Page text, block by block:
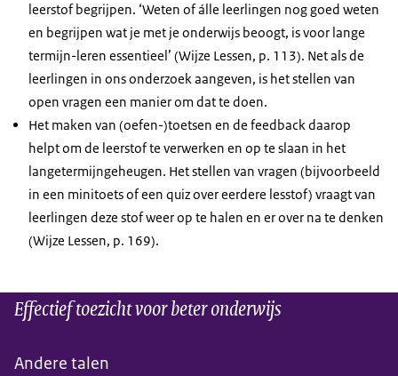
leerstof begrijpen. ‘Weten of álle leerlingen nog goed weten
en begrijpen wat je met je onderwijs beoogt, is voor lange
termijn-leren essentieel’ (Wijze Lessen, p. 113). Net als de
leerlingen in ons onderzoek aangeven, is het stellen van
open vragen een manier om dat te doen.
Het maken van (oefen-)toetsen en de feedback daarop
helpt om de leerstof te verwerken en op te slaan in het
langetermijngeheugen. Het stellen van vragen (bijvoorbeeld
in een minitoets of een quiz over eerdere lesstof) vraagt van
leerlingen deze stof weer op te halen en er over na te denken
(Wijze Lessen, p. 169).
Effectief toezicht voor beter onderwijs
Andere talen